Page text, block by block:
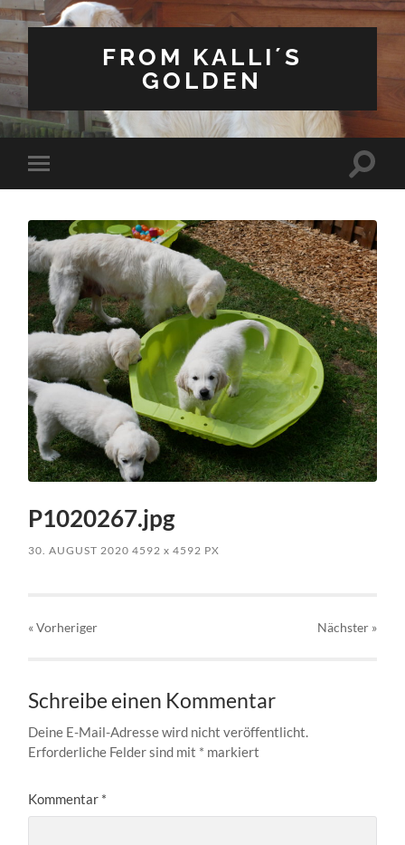
FROM KALLI´S
GOLDEN
Mobile-
Menü
P1020267.jpg
30. AUGUST 2020 4592x 4592 PX
« Vorheriger Nächster »
Schreibe einen Kommentar
Deine E-Mail-Adresse wird nicht veröffentlicht.
Erforderliche Felder sind mit * markiert
Kommentar *